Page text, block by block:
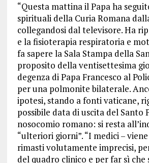
“Questa mattina il Papa ha
spirituali della Curia Romana
collegandosi dal televisore. Ha
e la fisioterapia respiratoria e
fa sapere la Sala Stampa della
proposito della ventisettesima
degenza di Papa Francesco al
per una polmonite bilaterale.
ipotesi, stando a fonti vaticane,
possibile data di uscita del Santo
nosocomio romano: si resta
“ulteriori giorni”. “I medici –
rimasti volutamente imprecisi,
del quadro clinico e per far sì che